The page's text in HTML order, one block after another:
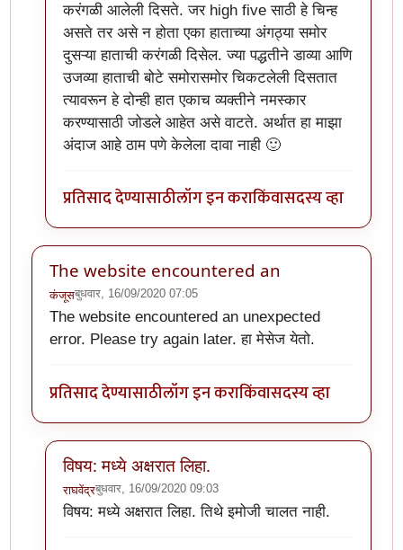
करंगळी आलेली दिसते. जर high five साठी हे चिन्ह
असते तर असे न होता एका हाताच्या अंगठ्या समोर
दुसऱ्या हाताची करंगळी दिसेल. ज्या पद्धतीने डाव्या आणि
उजव्या हाताची बोटे समोरासमोर चिकटलेली दिसतात
त्यावरून हे दोन्ही हात एकाच व्यक्तीने नमस्कार
करण्यासाठी जोडले आहेत असे वाटते. अर्थात हा माझा
अंदाज आहे ठाम पणे केलेला दावा नाही 🙂
प्रतिसाद देण्यासाठीलॉग इन कराकिंवासदस्य व्हा
The website encountered an
कंजूसबुधवार, 16/09/2020 07:05
The website encountered an unexpected
error. Please try again later. हा मेसेज येतो.
प्रतिसाद देण्यासाठीलॉग इन कराकिंवासदस्य व्हा
विषय: मध्ये अक्षरात लिहा.
राघवेंद्रबुधवार, 16/09/2020 09:03
In reply toThe website encountered anby
विषय: मध्ये अक्षरात लिहा. तिथे इमोजी चालत नाही.